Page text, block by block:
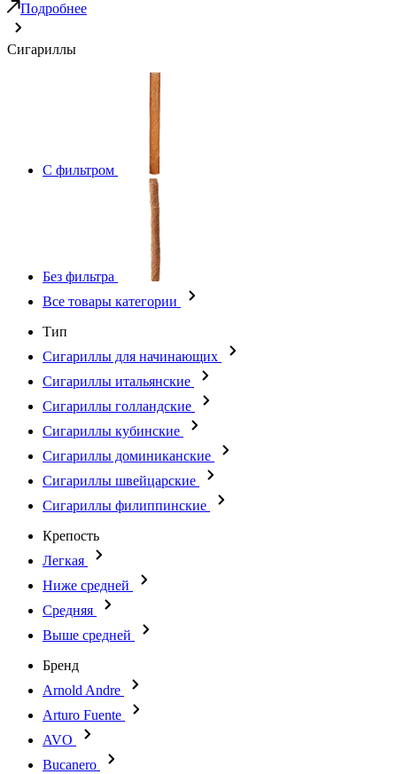
Подробнее
Сигариллы
С фильтром
Без фильтра
Все товары категории
Тип
Сигариллы для начинающих
Сигариллы итальянские
Сигариллы голландские
Сигариллы кубинские
Сигариллы доминиканские
Сигариллы швейцарские
Сигариллы филиппинские
Крепость
Легкая
Ниже средней
Средняя
Выше средней
Бренд
Arnold Andre
Arturo Fuente
AVO
Bucanero